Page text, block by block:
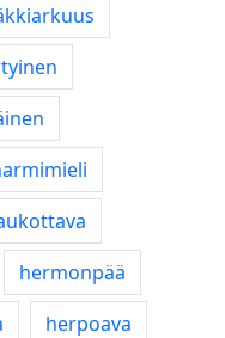
hermonpää
herpoava